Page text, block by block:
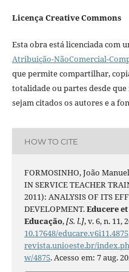
Licença Creative Commons
Esta obra está licenciada com
Atribuição-NãoComercial-
que permite compartilhar,
totalidade ou partes desde
sejam citados os autores e a
HOW TO CITE
FORMOSINHO, João
IN SERVICE TEACHER
2011): ANALYSIS OF ITS
DEVELOPMENT.Educere
Educação,[S. l.], v. 6, n. 11,
10.17648/educare.v6i11.4875
revista.unioeste.br/
w/4875. Acesso em: 7 aug.